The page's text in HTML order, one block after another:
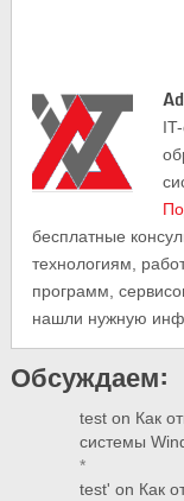
бесплатные
технологиям,
программ,
нашли нужную
Обсуждаем:
test on Как
системы
*
test' on Как